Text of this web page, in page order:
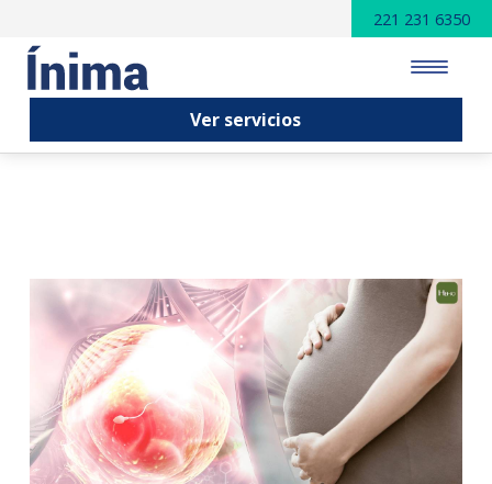
221 231 6350
Ver servicios
PUBLICACIONES
VENTAJAS
NOSOTROS
CONTACTO